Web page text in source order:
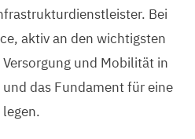
Bei
aktiv an den wichtigsten
und Mobilität in
das Fundament für eine